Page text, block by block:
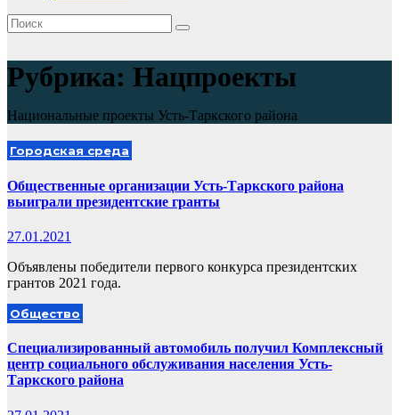
Рубрика: Нацпроекты
Национальные проекты Усть-Таркского района
Городская среда
Общественные организации Усть-Таркского района
выиграли президентские гранты
27.01.2021
Объявлены победители первого конкурса президентских
грантов 2021 года.
Общество
Специализированный автомобиль получил Комплексный
центр социального обслуживания населения Усть-
Таркского района